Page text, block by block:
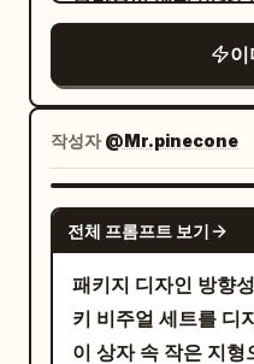
미세한 기름기 하이
소장 가치가 있는 수
니다. Cream Halo Transit 정제: 6개 패널 모
두에 브랜드 시스템
목 계층 구조, 설명
로고, 선택적 보조 텍
일하세요. 6개의 패
브랜드 시리즈처럼
스트, 색상의 배치는
세심하게 예술적으
Value)': 추상적인
선물 상자와 2개의
산안개'. 2. '마셔야
은 호박색 찻물의 매
제 평가에 따름' 라
료': 추상적인 차밭
산지와 고도 정보 자
표시자. 5. '우림 경
을 따르는 모습이 담
에는 신선한 황도 조
운 여름 햇살만이 어
인 분위기는 밝으면
림 광고 느낌이며,
육 질감, 생생한 액
3:4 비율. 포스터에 다음과 같은 한국어 및 영
어 텍스트를 추가하
도견(Taojian) 제
제: YELLOW
이
작성자@Mr.pinecone
전체 프롬프트 보기
패키지 디자인 방향
키 비주얼 세트를 디
이 상자 속 작은 지형